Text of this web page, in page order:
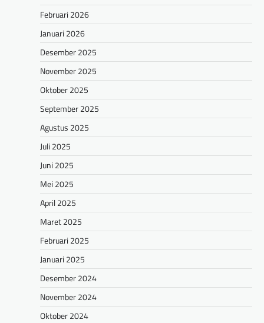
Februari 2026
Januari 2026
Desember 2025
November 2025
Oktober 2025
September 2025
Agustus 2025
Juli 2025
Juni 2025
Mei 2025
April 2025
Maret 2025
Februari 2025
Januari 2025
Desember 2024
November 2024
Oktober 2024